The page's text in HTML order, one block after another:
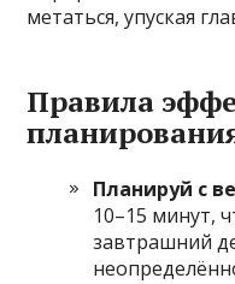
метаться, упуская
Правила
Планируй с
10–15 минут,
завтрашний